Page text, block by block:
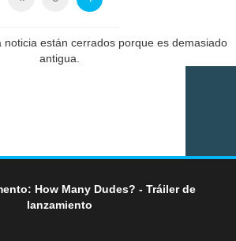
noticia están cerrados porque es demasiado
antigua.
How Many Dudes? - Tráiler de
lanzamiento